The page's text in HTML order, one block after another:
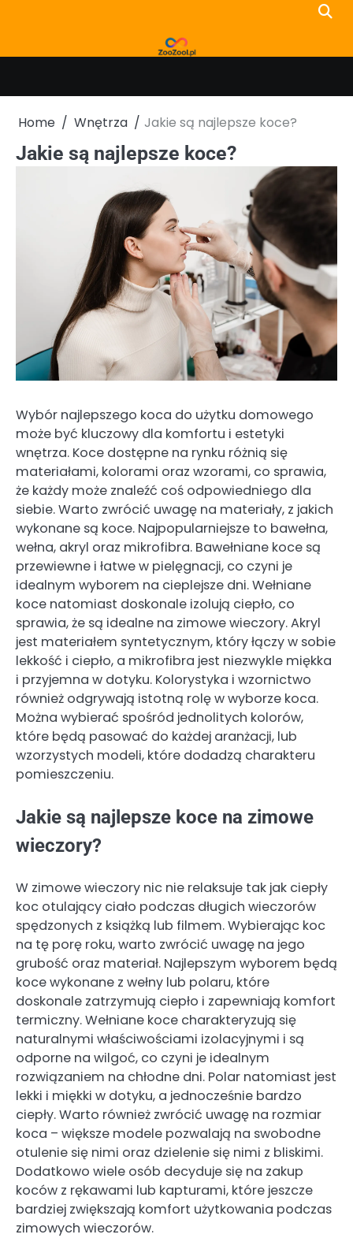
Home Wnętrza Jakie są najlepsze koce?
Jakie są najlepsze koce?
Wybór najlepszego koca do użytku domowego
może być kluczowy dla komfortu i estetyki
wnętrza. Koce dostępne na rynku różnią się
materiałami, kolorami oraz wzorami, co sprawia,
że każdy może znaleźć coś odpowiedniego dla
siebie. Warto zwrócić uwagę na materiały, z jakich
wykonane są koce. Najpopularniejsze to bawełna,
wełna, akryl oraz mikrofibra. Bawełniane koce są
przewiewne i łatwe w pielęgnacji, co czyni je
idealnym wyborem na cieplejsze dni. Wełniane
koce natomiast doskonale izolują ciepło, co
sprawia, że są idealne na zimowe wieczory. Akryl
jest materiałem syntetycznym, który łączy w sobie
lekkość i ciepło, a mikrofibra jest niezwykle miękka
i przyjemna w dotyku. Kolorystyka i wzornictwo
również odgrywają istotną rolę w wyborze koca.
Można wybierać spośród jednolitych kolorów,
które będą pasować do każdej aranżacji, lub
wzorzystych modeli, które dodadzą charakteru
pomieszczeniu.
Jakie są najlepsze koce na zimowe
wieczory?
W zimowe wieczory nic nie relaksuje tak jak ciepły
koc otulający ciało podczas długich wieczorów
spędzonych z książką lub filmem. Wybierając koc
na tę porę roku, warto zwrócić uwagę na jego
grubość oraz materiał. Najlepszym wyborem będą
koce wykonane z wełny lub polaru, które
doskonale zatrzymują ciepło i zapewniają komfort
termiczny. Wełniane koce charakteryzują się
naturalnymi właściwościami izolacyjnymi i są
odporne na wilgoć, co czyni je idealnym
rozwiązaniem na chłodne dni. Polar natomiast jest
lekki i miękki w dotyku, a jednocześnie bardzo
ciepły. Warto również zwrócić uwagę na rozmiar
koca – większe modele pozwalają na swobodne
otulenie się nimi oraz dzielenie się nimi z bliskimi.
Dodatkowo wiele osób decyduje się na zakup
koców z rękawami lub kapturami, które jeszcze
bardziej zwiększają komfort użytkowania podczas
zimowych wieczorów.